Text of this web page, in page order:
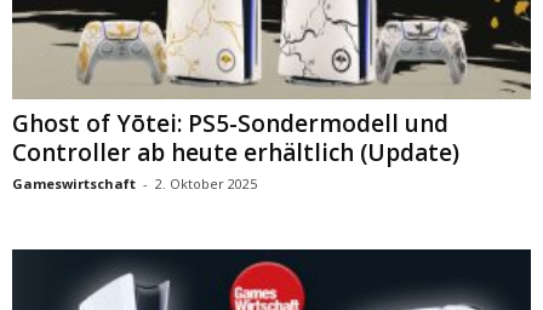
Ghost of Yōtei: PS5-Sondermodell und
Controller ab heute erhältlich (Update)
Gameswirtschaft - 2. Oktober 2025